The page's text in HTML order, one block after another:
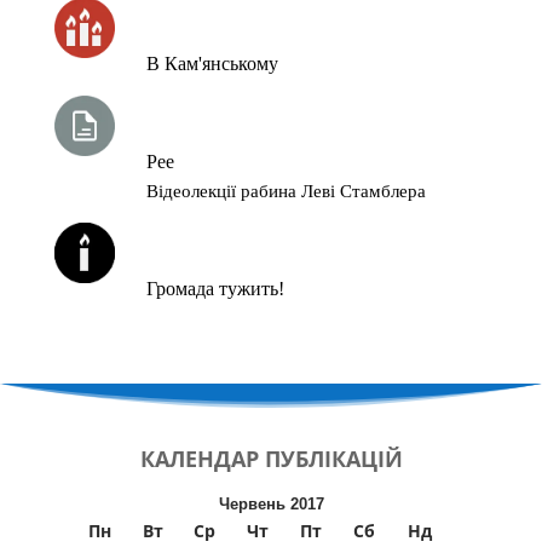
В Кам'янському
Рее
Відеолекції рабина Леві Стамблера
Громада тужить!
КАЛЕНДАР ПУБЛІКАЦІЙ
Червень 2017
Пн Вт Ср Чт Пт Сб
Нд